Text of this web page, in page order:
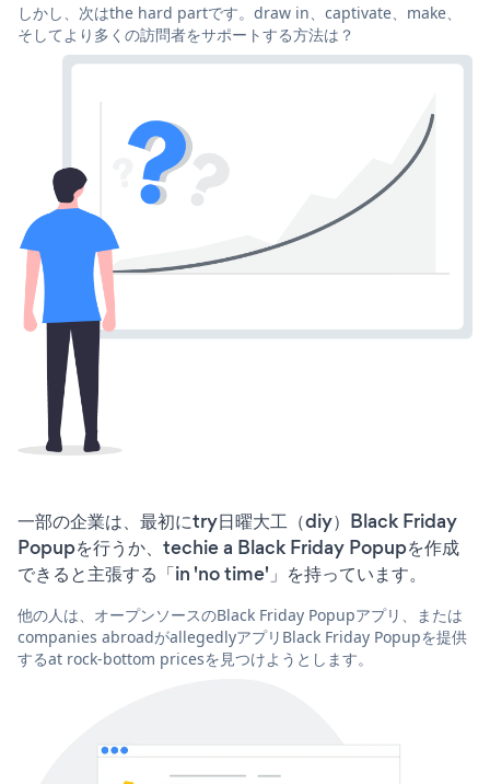
しかし、次はthe hard partです。draw in、captivate、make、
そしてより多くの訪問者をサポートする方法は？
一部の企業は、最初にtry日曜大工（diy）Black Friday
Popupを行うか、techie a Black Friday Popupを作成
できると主張する「in 'no time'」を持っています。
他の人は、オープンソースのBlack Friday Popupアプリ、または
companies abroadがallegedlyアプリBlack Friday Popupを提供
するat rock-bottom pricesを見つけようとします。